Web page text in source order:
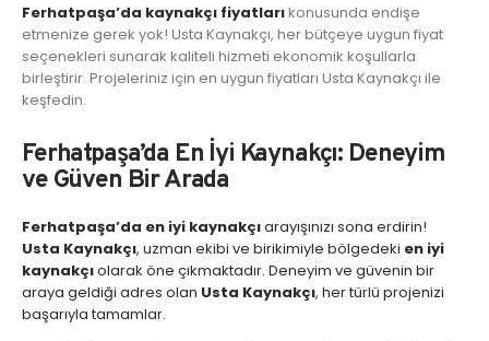
Ferhatpaşa’da kaynakçı fiyatlarıkonusunda endişe
etmenize gerek yok! Usta Kaynakçı, her bütçeye uygun fiyat
seçenekleri sunarak kaliteli hizmeti ekonomik koşullarla
birleştirir. Projeleriniz için en uygun fiyatları Usta Kaynakçı ile
keşfedin.
Ferhatpaşa’da En İyi Kaynakçı: Deneyim
ve Güven Bir Arada
Ferhatpaşa’da en iyi kaynakçıarayışınızı sona erdirin!
Usta Kaynakçı, uzman ekibi ve birikimiyle bölgedeki en iyi
kaynakçıolarak öne çıkmaktadır. Deneyim ve güvenin bir
araya geldiği adres olan Usta Kaynakçı, her türlü projenizi
başarıyla tamamlar.